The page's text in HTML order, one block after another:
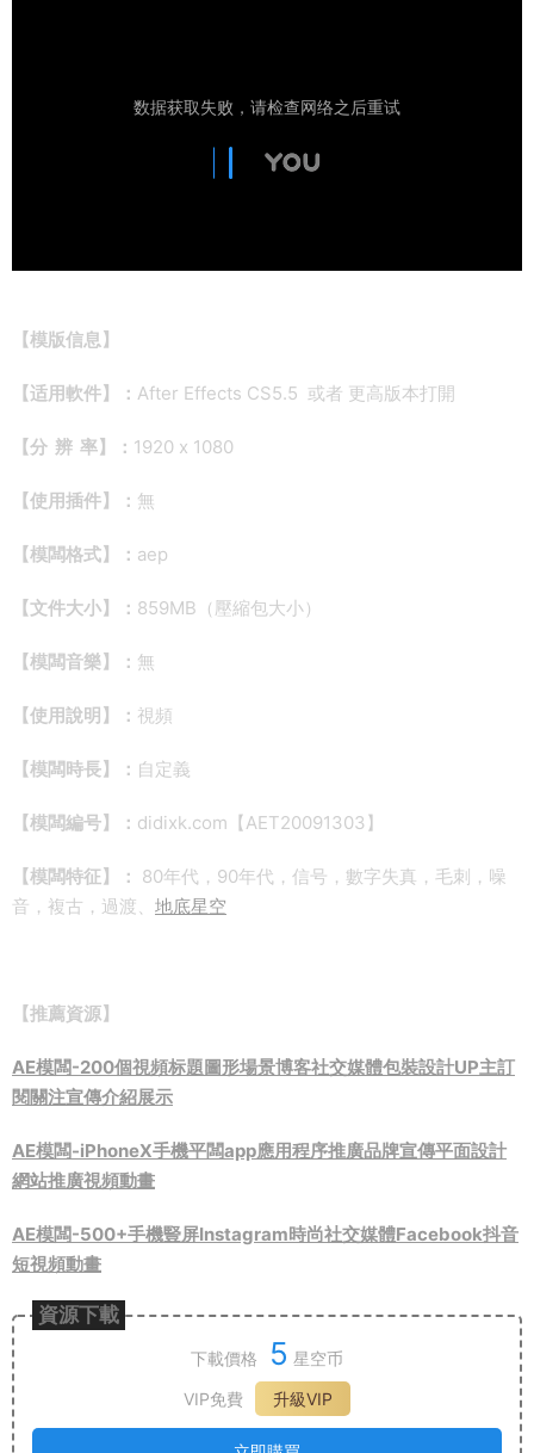
【模版信息】
【适用軟件】： After Effects CS5.5 或者 更高版本打開
【分 辨 率】： 1920 x 1080
【使用插件】： 無
【模闆格式】： aep
【文件大小】： 859MB（壓縮包大小）
【模闆音樂】： 無
【使用說明】： 視頻
【模闆時長】： 自定義
【模闆編号】： didixk.com【AET20091303】
【模闆特征】： 80年代，90年代，信号，數字失真，毛刺，噪
音，複古，過渡、 地底星空
【推薦資源】
AE模闆-200個視頻标題圖形場景博客社交媒體包裝設計UP主訂
閱關注宣傳介紹展示
AE模闆-iPhoneX手機平闆app應用程序推廣品牌宣傳平面設計
網站推廣視頻動畫
AE模闆-500+手機豎屏Instagram時尚社交媒體Facebook抖音
短視頻動畫
資源下載
下載價格 5 星空币
VIP免費
升級VIP